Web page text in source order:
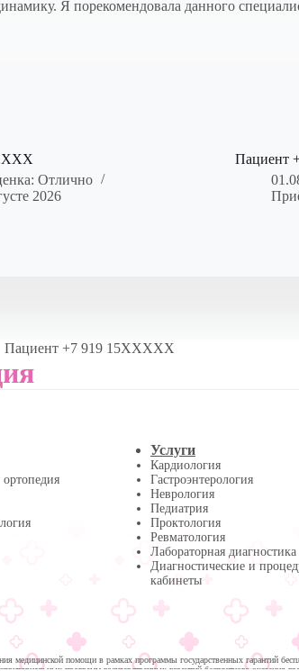
Я порекомендовала данного
Отлично
2026
Пациент
Пациент +7 919 15XXXXX
Услуги
Кардиология
Гастроэнтерология
Неврология
Педиатрия
Проктология
Ревматология
Лабораторная диагностика
Диагностические и
кабинеты
медицинской помощи в рамках программы государственных гарантий